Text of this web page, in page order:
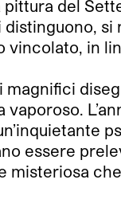
del
in
essere
misteriosa